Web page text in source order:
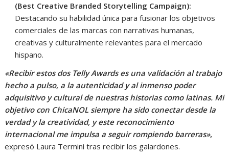
(Best Creative Branded Storytelling Campaign):
Destacando su habilidad única para fusionar los objetivos
comerciales de las marcas con narrativas humanas,
creativas y culturalmente relevantes para el mercado
hispano.
«Recibir estos dos Telly Awards es una validación al trabajo
hecho a pulso, a la autenticidad y al inmenso poder
adquisitivo y cultural de nuestras historias como latinas. Mi
objetivo con ChicaNOL siempre ha sido conectar desde la
verdad y la creatividad, y este reconocimiento
internacional me impulsa a seguir rompiendo barreras»,
expresó Laura Termini tras recibir los galardones.